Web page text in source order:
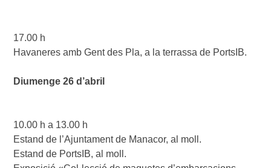
17.00 h
Havaneres amb Gent des Pla, a la terrassa de PortsIB.
Diumenge 26 d’abril
10.00 h a 13.00 h
Estand de l’Ajuntament de Manacor, al moll.
Estand de PortsIB, al moll.